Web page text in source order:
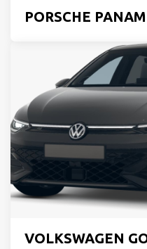
PORSCHE
VOLKSWAGEN